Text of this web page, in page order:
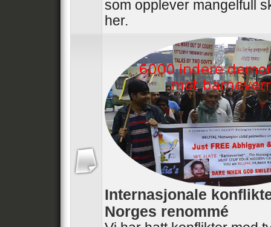
som opplever mangelfull
her.
Internasjonale
Norges renommé